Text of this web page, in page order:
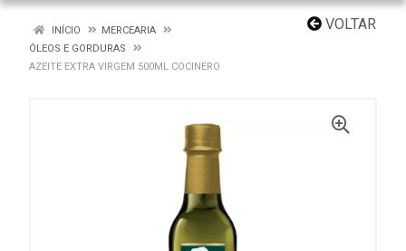
VOLTAR
INÍCIO
MERCEARIA
ÓLEOS E GORDURAS
AZEITE EXTRA VIRGEM 500ML COCINERO